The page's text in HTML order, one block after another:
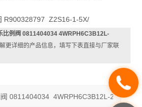
R900328797 Z2S16-1-5X/
比例阀 0811404034 4WRPH6C3B12L-
更详细的产品信息，填写下表直接与厂家联